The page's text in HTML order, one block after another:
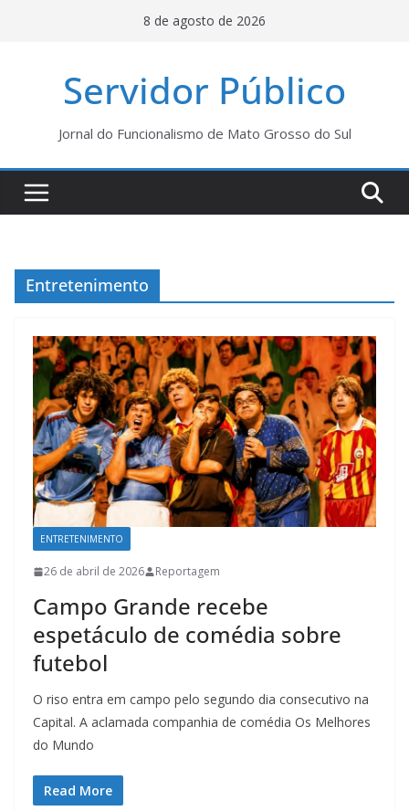
8 de agosto de 2026
Servidor Público
Jornal do Funcionalismo de Mato Grosso do Sul
Entretenimento
ENTRETENIMENTO
26 de abril de 2026 Reportagem
Campo Grande recebe
espetáculo de comédia sobre
futebol
O riso entra em campo pelo segundo dia consecutivo na
Capital. A aclamada companhia de comédia Os Melhores
do Mundo
Read More